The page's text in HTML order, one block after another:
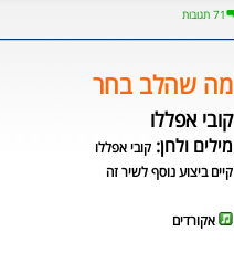
71 תגובות
מה שהלב בחר
קובי אפללו
מילים ולחן: קובי אפללו
קיים ביצוע נוסף לשיר זה
אקורדים